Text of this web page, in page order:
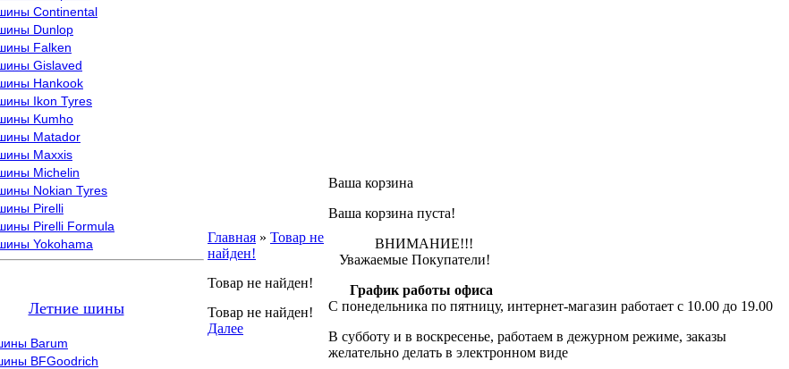
Continental
Dunlop
Falken
Gislaved
Hankook
Ikon Tyres
Kumho
Matador
Maxxis
Michelin
Nokian Tyres
Pirelli
Pirelli Formula
Yokohama
Летние шины
Barum
BFGoodrich
Главная » Товар не
найден!
Товар не найден!
Товар не найден!
Далее
Ваша корзина
Ваша корзина пуста!
ВНИМАНИЕ!!!
Уважаемые Покупатели!
График работы офиса
С понедельника по пятницу, интернет-магазин работает с 10.00 до 19.00
В субботу и в воскресенье, работаем в дежурном режиме, заказы
желательно делать в электронном виде